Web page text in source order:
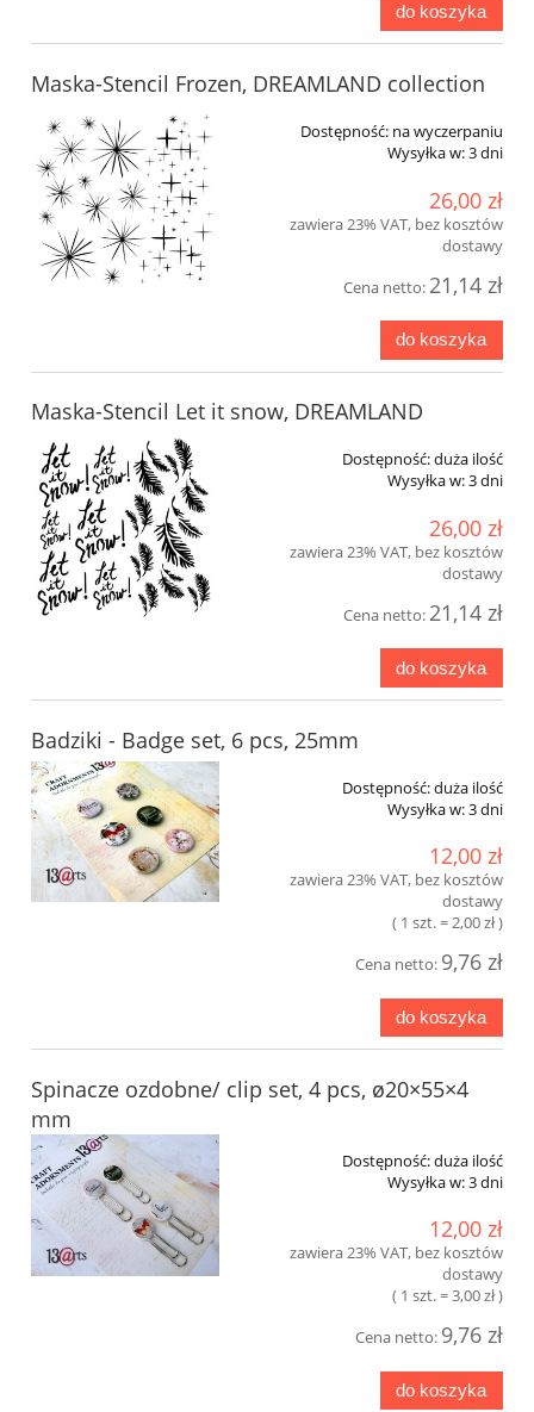
do koszyka
Maska-Stencil Frozen, DREAMLAND collection
Dostępność: na wyczerpaniu
Wysyłka w:3 dni
26,00 zł
zawiera 23% VAT, bez kosztów
dostawy
Cena netto: 21,14 zł
do koszyka
Maska-Stencil Let it snow, DREAMLAND
Dostępność:duża ilość
Wysyłka w:3 dni
26,00 zł
zawiera 23% VAT, bez kosztów
dostawy
Cena netto: 21,14 zł
do koszyka
Badziki - Badge set, 6 pcs, 25mm
Dostępność:duża ilość
Wysyłka w:3 dni
12,00 zł
zawiera 23% VAT, bez kosztów
dostawy
( 1 szt. = 2,00 zł )
Cena netto: 9,76 zł
do koszyka
Spinacze ozdobne/ clip set, 4 pcs, ø20×55×4
mm
Dostępność:duża ilość
Wysyłka w:3 dni
12,00 zł
zawiera 23% VAT, bez kosztów
dostawy
( 1 szt. = 3,00 zł )
Cena netto: 9,76 zł
do koszyka